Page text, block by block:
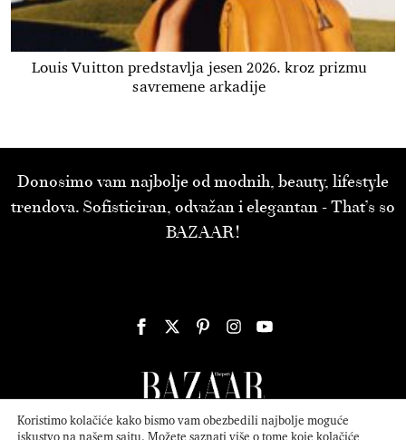
Louis Vuitton predstavlja jesen 2026. kroz prizmu
savremene arkadije
Donosimo vam najbolje od modnih, beauty, lifestyle
trendova. Sofisticiran, odvažan i elegantan - That’s so
BAZAAR!
Koristimo kolačiće kako bismo vam obezbedili najbolje moguće
iskustvo na našem sajtu. Možete saznati više o tome koje kolačiće